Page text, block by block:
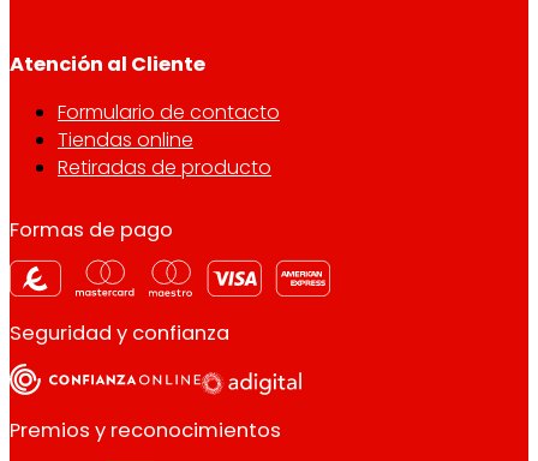
Atención al Cliente
Formulario de contacto
Tiendas online
Retiradas de producto
Formas de pago
Seguridad y confianza
Premios y reconocimientos